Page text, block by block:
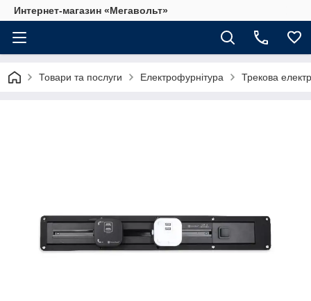
Интернет-магазин «Мегавольт»
Товари та послуги Електрофурнітура Трекова